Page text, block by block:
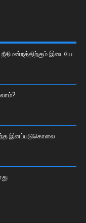
நீதிமன்றத்திற்கும் இடையே
இனப்படுகொலை